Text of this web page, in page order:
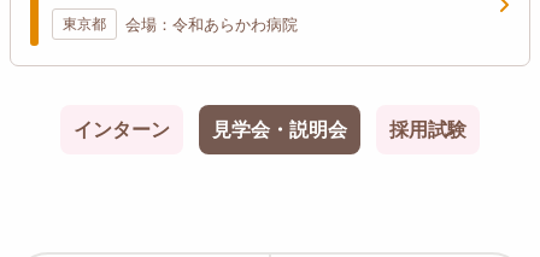
東京都 会場：令和あらかわ病院
インターン 見学会・説明会 採用試験